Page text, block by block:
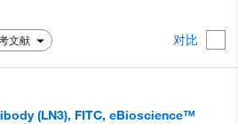
文献 对比
(LN3), FITC, eBioscience™